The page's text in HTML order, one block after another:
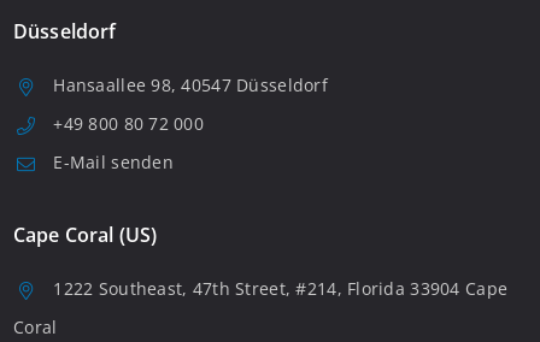
Düsseldorf
Hansaallee 98, 40547 Düsseldorf
+49 800 80 72 000
E-Mail senden
Cape Coral (US)
1222 Southeast, 47th Street, #214, Florida 33904 Cape
Coral